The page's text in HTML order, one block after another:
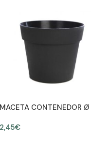
MACETA CONTENEDOR Ø
2,45€